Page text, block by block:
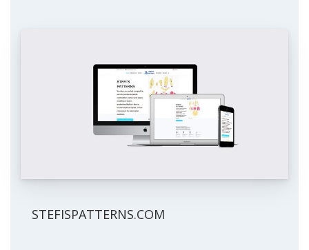
STEFISPATTERNS.COM